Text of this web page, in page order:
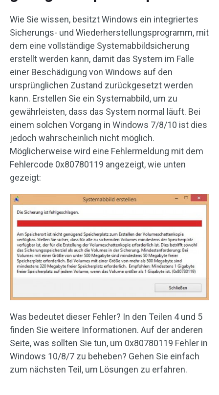
Wie Sie wissen, besitzt Windows ein integriertes
Sicherungs- und Wiederherstellungsprogramm, mit
dem eine vollständige Systemabbildsicherung
erstellt werden kann, damit das System im Falle
einer Beschädigung von Windows auf den
ursprünglichen Zustand zurückgesetzt werden
kann. Erstellen Sie ein Systemabbild, um zu
gewährleisten, dass das System normal läuft. Bei
einem solchen Vorgang in Windows 7/8/10 ist dies
jedoch wahrscheinlich nicht möglich.
Möglicherweise wird eine Fehlermeldung mit dem
Fehlercode 0x80780119 angezeigt, wie unten
gezeigt:
Was bedeutet dieser Fehler? In den Teilen 4 und 5
finden Sie weitere Informationen. Auf der anderen
Seite, was sollten Sie tun, um 0x80780119 Fehler in
Windows 10/8/7 zu beheben? Gehen Sie einfach
zum nächsten Teil, um Lösungen zu erfahren.